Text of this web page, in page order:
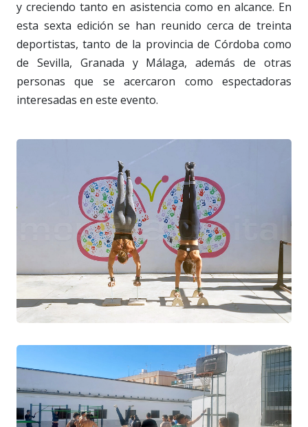
y creciendo tanto en asistencia como en alcance. En
esta sexta edición se han reunido cerca de treinta
deportistas, tanto de la provincia de Córdoba como
de Sevilla, Granada y Málaga, además de otras
personas que se acercaron como espectadoras
interesadas en este evento.